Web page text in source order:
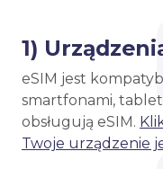
1)
eSIM jest
smartfonami,
obsługują eSIM.
Twoje urządzenie